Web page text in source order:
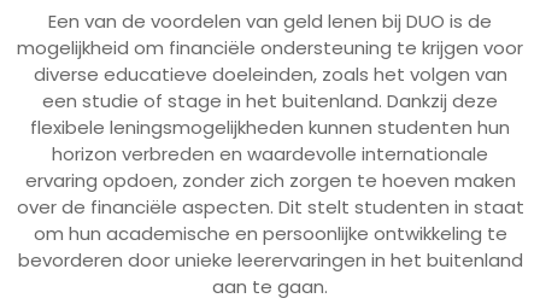
Een van de voordelen van geld lenen bij DUO is de
mogelijkheid om financiële ondersteuning te krijgen voor
diverse educatieve doeleinden, zoals het volgen van
een studie of stage in het buitenland. Dankzij deze
flexibele leningsmogelijkheden kunnen studenten hun
horizon verbreden en waardevolle internationale
ervaring opdoen, zonder zich zorgen te hoeven maken
over de financiële aspecten. Dit stelt studenten in staat
om hun academische en persoonlijke ontwikkeling te
bevorderen door unieke leerervaringen in het buitenland
aan te gaan.